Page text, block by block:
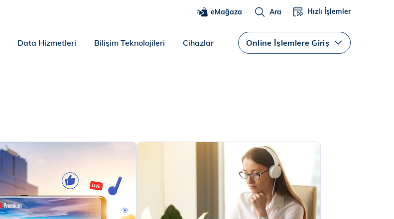
eMağaza Ara Hızlı İşlemler
Data Hizmetleri Bilişim Teknolojileri Cihazlar Online İşlemlere Giriş